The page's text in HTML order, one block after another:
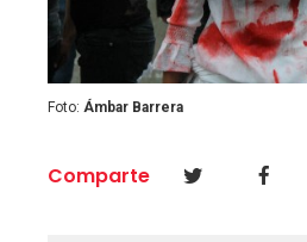
Foto: Ámbar Barrera
Comparte